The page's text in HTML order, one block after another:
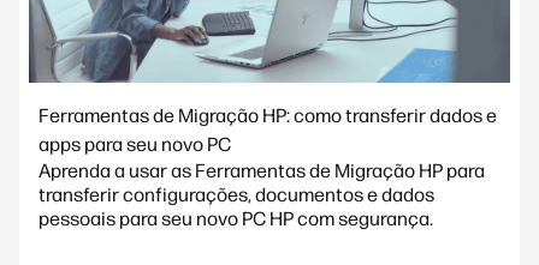
Ferramentas de Migração HP: como transferir dados e
apps para seu novo PC
Aprenda a usar as Ferramentas de Migração HP para
transferir configurações, documentos e dados
pessoais para seu novo PC HP com segurança.